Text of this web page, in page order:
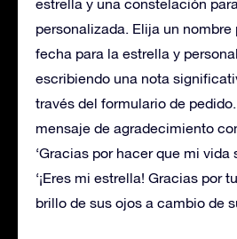
estrella y una constelación
personalizada. Elija un nombre
fecha para la estrella y
escribiendo una nota
través del formulario de
mensaje de agradecimiento
‘Gracias por hacer que mi vida
‘¡Eres mi estrella! Gracias por
brillo de sus ojos a cambio de